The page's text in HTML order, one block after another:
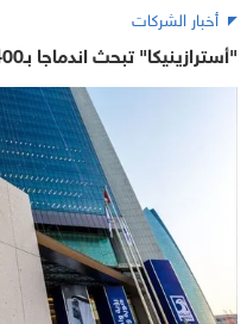
أخبار الشركات
"أسترازينيكا" تبحث اندماجا بـ400 مليار دولار مع شركة أميركية